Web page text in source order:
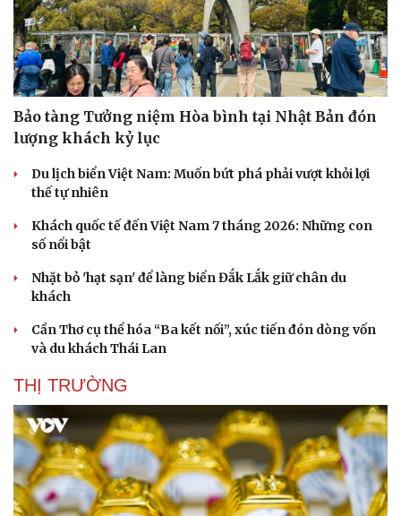
Bảo tàng Tưởng niệm Hòa bình tại Nhật Bản đón
lượng khách kỷ lục
Du lịch biển Việt Nam: Muốn bứt phá phải vượt khỏi lợi
thế tự nhiên
Khách quốc tế đến Việt Nam 7 tháng 2026: Những con
số nổi bật
Nhặt bỏ 'hạt sạn' để làng biển Đắk Lắk giữ chân du
khách
Cần Thơ cụ thể hóa “Ba kết nối”, xúc tiến đón dòng vốn
và du khách Thái Lan
THỊ TRƯỜNG